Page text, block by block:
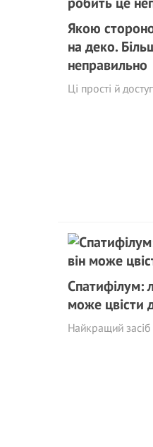
Якою
на деко.
неправильно
Ці прості й
Спатифілум:
може цвісти
Найкращий засіб